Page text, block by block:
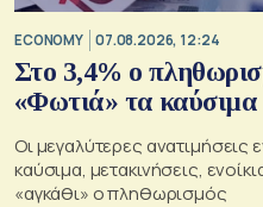
ECONOMY 07.08.2026, 12:24
Στο 3,4% ο
«Φωτιά» τα καύσιμα
Οι μεγαλύτερες ανατιμήσεις
καύσιμα, μετακινήσεις,
«αγκάθι» ο πληθωρισμός